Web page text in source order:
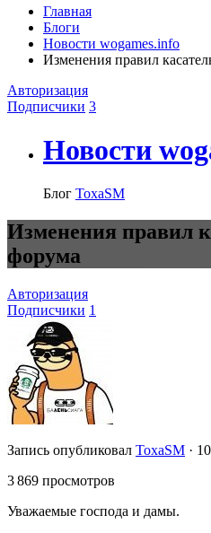
Главная
Блоги
Новости wogames.info
Изменения правил
Авторизация
Подписчики 3
Новости
Блог ToxaSM
Изменения правил
форума
Авторизация
Подписчики 1
Запись опубликовал ToxaSM ·
3 869 просмотров
Уважаемые господа и дамы.